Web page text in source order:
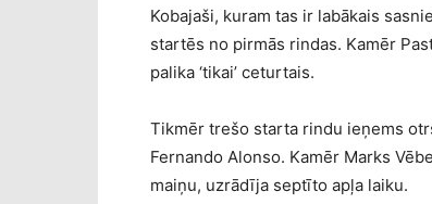
Kobajaši, kuram tas ir labākais
startēs no pirmās rindas. Kamēr
palika ‘tikai’ ceturtais.
Tikmēr trešo starta rindu ieņems
Fernando Alonso. Kamēr Marks
maiņu, uzrādīja septīto apļa laiku.